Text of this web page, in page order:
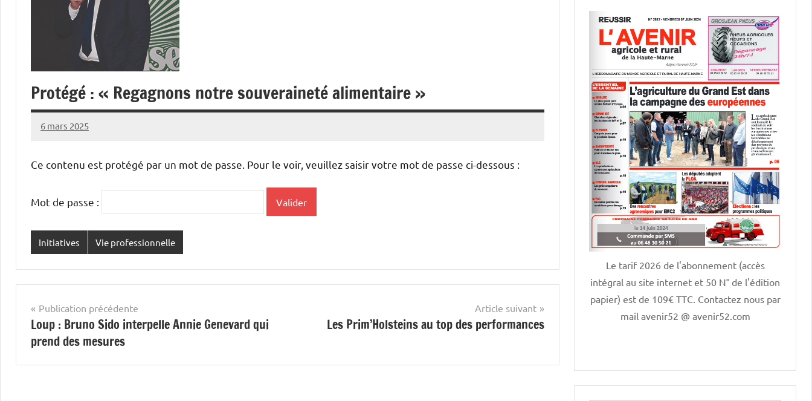
Protégé : « Regagnons notre souveraineté alimentaire »
6 mars 2025
Thibaut
Ce contenu est protégé par un mot de passe. Pour le voir, veuillez saisir votre mot de passe ci-dessous :
Mot de passe :
Initiatives Vie professionnelle
Navigation
de
l’article
Publication précédente
Loup : Bruno Sido interpelle Annie Genevard qui
prend des mesures
Article suivant
Les Prim’Holsteins au top des performances
Le tarif 2026 de l'abonnement (accès
intégral au site internet et 50 N° de l'édition
papier) est de 109€ TTC. Contactez nous par
mail avenir52 @ avenir52.com